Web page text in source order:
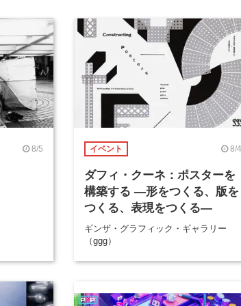
8/5 イベント 8/4
ダフィ・クーネ：ポスターを
構築する ―形をつくる、版を
つくる、表現をつくる―
ギンザ・グラフィック・ギャラリー
（ggg）